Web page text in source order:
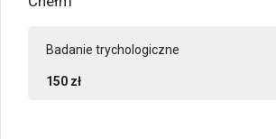
Badanie trychologiczne
150 zł